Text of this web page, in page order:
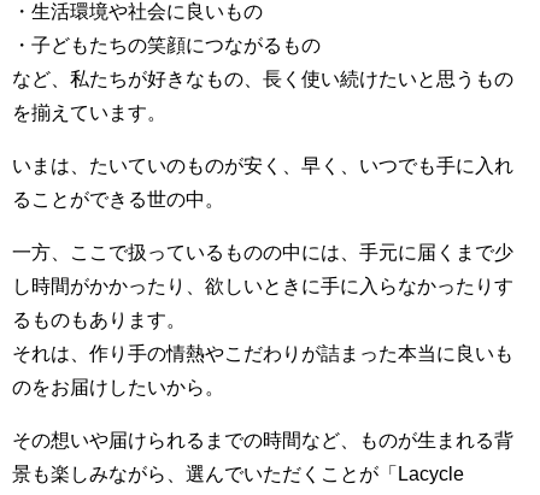
・生活環境や社会に良いもの
・子どもたちの笑顔につながるもの
など、私たちが好きなもの、長く使い続けたいと思うもの
を揃えています。
いまは、たいていのものが安く、早く、いつでも手に入れ
ることができる世の中。
一方、ここで扱っているものの中には、手元に届くまで少
し時間がかかったり、欲しいときに手に入らなかったりす
るものもあります。
それは、作り手の情熱やこだわりが詰まった本当に良いも
のをお届けしたいから。
その想いや届けられるまでの時間など、ものが生まれる背
景も楽しみながら、選んでいただくことが「Lacycle